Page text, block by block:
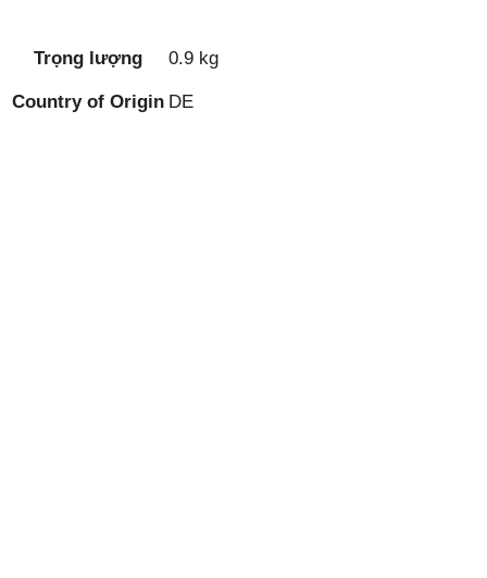
Trọng lượng 0.9 kg
Country of Origin DE